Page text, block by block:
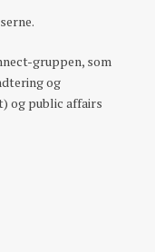
gruppen, som
og
og public affairs